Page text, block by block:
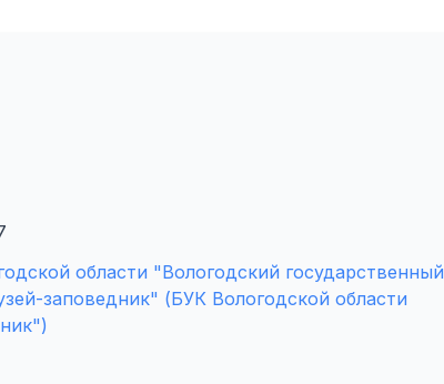
области "Вологодский государственный
заповедник" (БУК Вологодской области